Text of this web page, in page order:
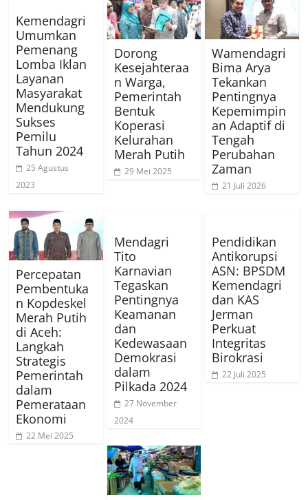
Kemendagri
Umumkan
Pemenang
Lomba Iklan
Layanan
Masyarakat
Mendukung
Sukses
Pemilu
Tahun 2024
25 Agustus
2023
Dorong
Kesejahteraa
n Warga,
Pemerintah
Bentuk
Koperasi
Kelurahan
Merah Putih
29 Mei 2025
Wamendagri
Bima Arya
Tekankan
Pentingnya
Kepemimpin
an Adaptif di
Tengah
Perubahan
Zaman
21 Juli 2026
Percepatan
Pembentuka
n Kopdeskel
Merah Putih
di Aceh:
Langkah
Strategis
Pemerintah
dalam
Pemerataan
Ekonomi
22 Mei 2025
Mendagri
Tito
Karnavian
Tegaskan
Pentingnya
Keamanan
dan
Kedewasaan
Demokrasi
dalam
Pilkada 2024
27 November
2024
Pendidikan
Antikorupsi
ASN: BPSDM
Kemendagri
dan KAS
Jerman
Perkuat
Integritas
Birokrasi
22 Juli 2025